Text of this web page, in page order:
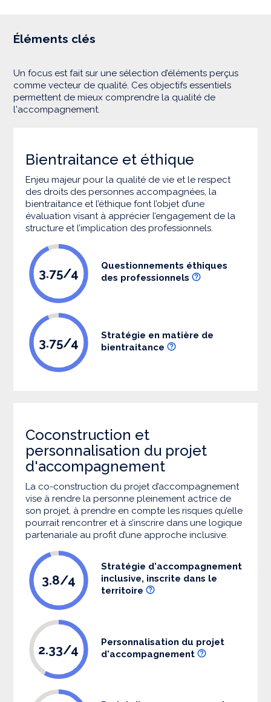
Éléments clés
Un focus est fait sur une sélection d’éléments perçus
comme vecteur de qualité. Ces objectifs essentiels
permettent de mieux comprendre la qualité de
l'accompagnement.
Bientraitance et éthique
Enjeu majeur pour la qualité de vie et le respect
des droits des personnes accompagnées, la
bientraitance et l’éthique font l’objet d’une
évaluation visant à apprécier l’engagement de la
structure et l’implication des professionnels.
3.75/4
Questionnements éthiques
des professionnels
3.75/4
Stratégie en matière de
bientraitance
Coconstruction et
personnalisation du projet
d'accompagnement
La co-construction du projet d’accompagnement
vise à rendre la personne pleinement actrice de
son projet, à prendre en compte les risques qu’elle
pourrait rencontrer et à s’inscrire dans une logique
partenariale au profit d’une approche inclusive.
3.8/4
Stratégie d'accompagnement
inclusive, inscrite dans le
territoire
2.33/4
Personnalisation du projet
d'accompagnement